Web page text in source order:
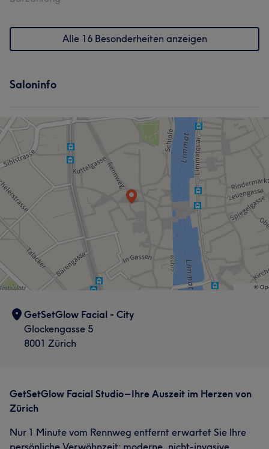
Alle 16 Besonderheiten anzeigen
Saloninfo
GetSetGlow Facial - City
Glockengasse 5
8001 Zürich
GetSetGlow Facial Studio – Ihre Auszeit im Herzen von
Zürich
Nur 1 Minute vom Rennweg entfernt erwartet Sie Ihre
persönliche Verwöhnzeit: moderne, nicht-invasive